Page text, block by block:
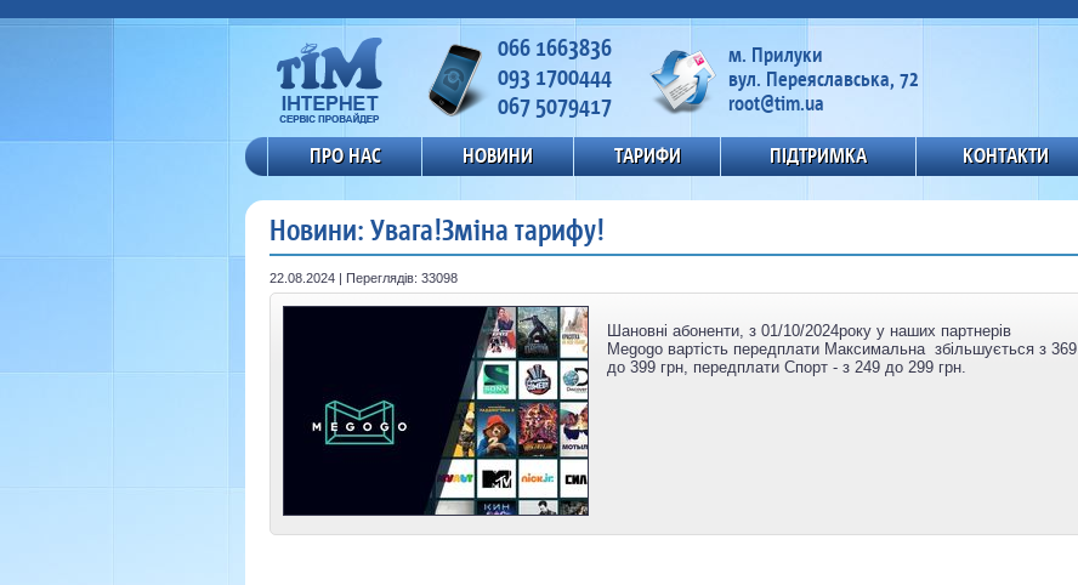
066 1663836
093 1700444
067 5079417
м. Прилуки
вул. Переяславська, 72
root@tim.ua
ПРО НАС НОВИНИ ТАРИФИ ПІДТРИМКА КОНТАКТИ
Новини: Увага!Зміна тарифу!
22.08.2024 | Переглядів: 33098
Шановні абоненти, з 01/10/2024року у наших партнерів
Megogo вартість передплати Максимальна збільшується з 369
до 399 грн, передплати Спорт - з 249 до 299 грн.